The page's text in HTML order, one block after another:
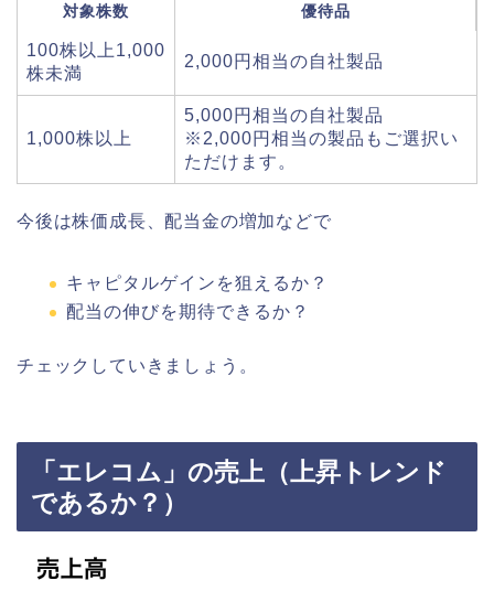
対象株数 優待品
100株以上1,000
株未満
2,000円相当の自社製品
1,000株以上
5,000円相当の自社製品
※2,000円相当の製品もご選択い
ただけます。
今後は株価成長、配当金の増加などで
キャピタルゲインを狙えるか？
配当の伸びを期待できるか？
チェックしていきましょう。
「エレコム」の売上（上昇トレンド
であるか？）